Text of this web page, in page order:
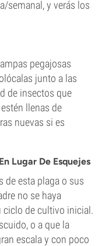
semanal, y verás los
pegajosas
junto a las
de insectos que
llenas de
nuevas si es
Lugar De Esquejes
de esta plaga o sus
no se haya
ciclo de cultivo inicial.
o a que la
escala y con poco